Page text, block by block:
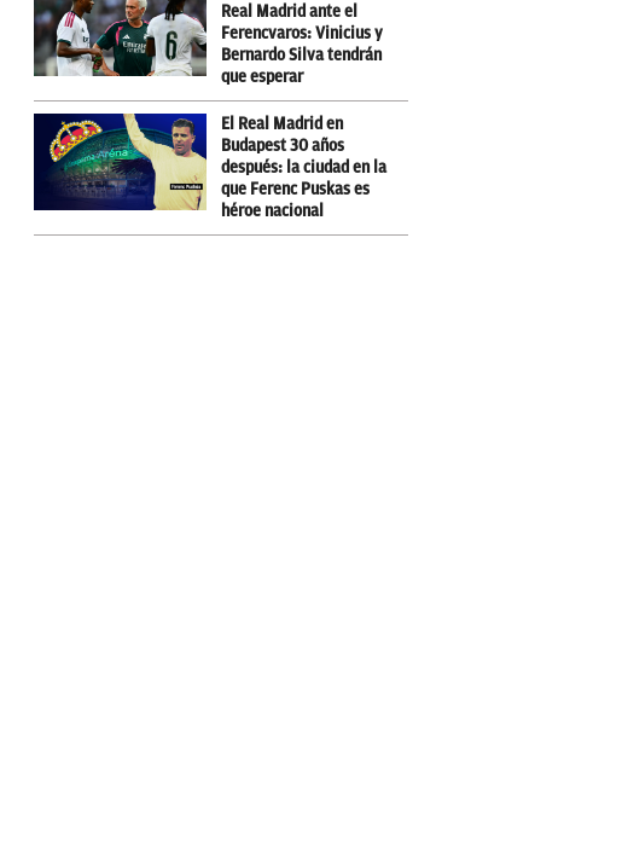
Real Madrid ante el
Ferencvaros: Vinicius y
Bernardo Silva tendrán
que esperar
El Real Madrid en
Budapest 30 años
después: la ciudad en la
que Ferenc Puskas es
héroe nacional